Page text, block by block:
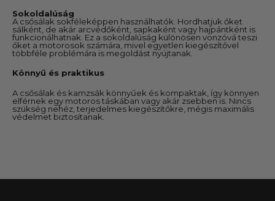
Sokoldalúság
A csősálak sokféleképpen használhatók. Hordhatjuk őket
sálként, de akár arcvédőként, sapkaként vagy hajpántként is
funkcionálhatnak. Ez a sokoldalúság különösen vonzóvá teszi
őket a motorosok számára, mivel egyetlen kiegészítővel
többféle problémára is megoldást nyújtanak.
Könnyű és praktikus
A csősálak és kamzsák könnyűek és kompaktak, így könnyen
elférnek egy motoros táskában vagy akár zsebben is. Nincs
szükség nehéz, terjedelmes kiegészítőkre, mégis maximális
védelmet biztosítanak.